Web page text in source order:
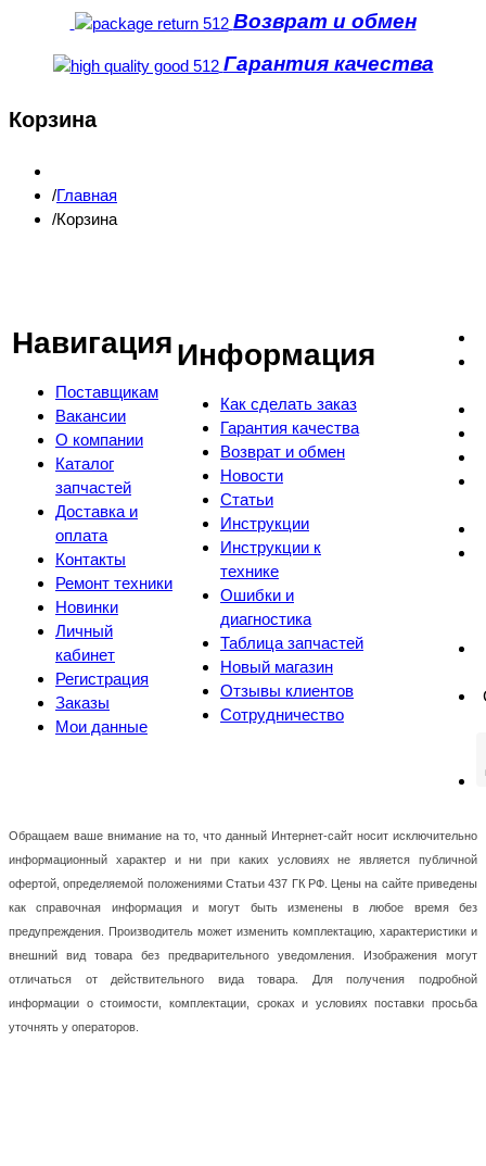
Возврат и обмен
Гарантия качества
Корзина
Главная
Корзина
Навигация
Поставщикам
Вакансии
О компании
Каталог
запчастей
Доставка и
оплата
Контакты
Ремонт техники
Новинки
Личный
кабинет
Регистрация
Заказы
Мои данные
Информация
Как сделать заказ
Гарантия качества
Возврат и обмен
Новости
Статьи
Инструкции
Инструкции к
технике
Ошибки и
диагностика
Таблица запчастей
Новый магазин
Отзывы клиентов
Сотрудничество
Обращаем ваше внимание на то, что данный Интернет-сайт носит исключительно
информационный характер и ни при каких условиях не является публичной
офертой, определяемой положениями Статьи 437 ГК РФ. Цены на сайте приведены
как справочная информация и могут быть изменены в любое время без
предупреждения. Производитель может изменить комплектацию, характеристики и
внешний вид товара без предварительного уведомления. Изображения могут
отличаться от действительного вида товара. Для получения подробной
информации о стоимости, комплектации, сроках и условиях поставки просьба
уточнять у операторов.